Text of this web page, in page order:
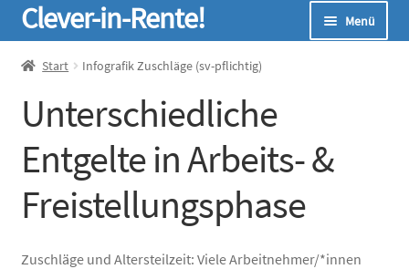
Zur
Navigation
springen
Zum
Inhalt
springen
Clever-in-Rente! Menü
Start
Seminare
Infos
Online-Rechner
Über Uns
Start Infografik Zuschläge (sv-pflichtig)
Unterschiedliche
Entgelte in Arbeits- &
Freistellungsphase
Zuschläge und Altersteilzeit: Viele Arbeitnehmer/*innen